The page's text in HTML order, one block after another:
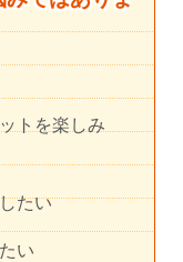
トを楽しみ
たい
い